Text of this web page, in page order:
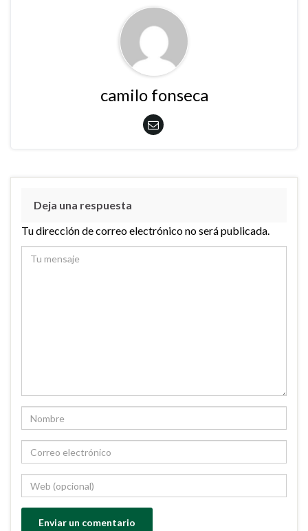
camilo fonseca
Deja una respuesta
Tu dirección de correo electrónico no será publicada.